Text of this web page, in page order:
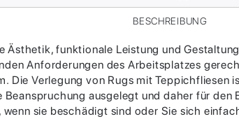
BESCHREIBUNG
Ästhetik, funktionale Leistung und
Anforderungen des Arbeitsplatzes
Die Verlegung von Rugs mit
ausgelegt und daher für
sie beschädigt sind oder Sie sich